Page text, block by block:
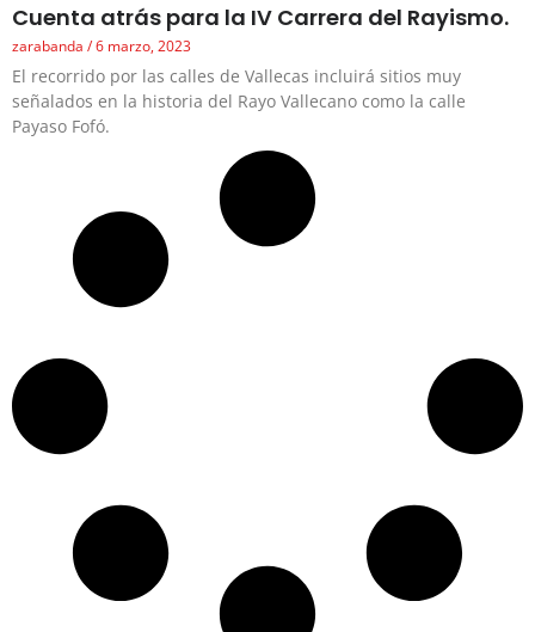
Cuenta atrás para la IV Carrera del Rayismo.
zarabanda 6 marzo, 2023
El recorrido por las calles de Vallecas incluirá sitios muy
señalados en la historia del Rayo Vallecano como la calle
Payaso Fofó.